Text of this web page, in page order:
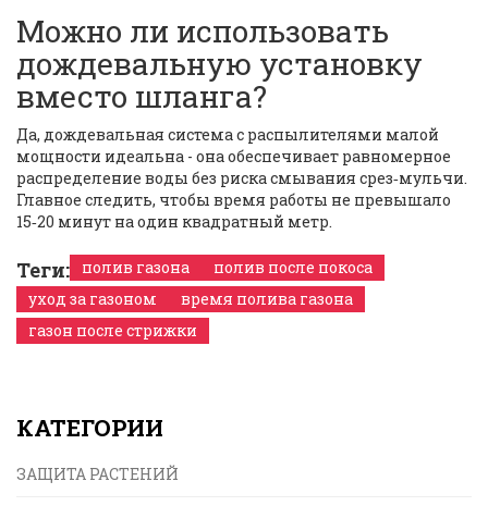
Можно ли использовать
дождевальную установку
вместо шланга?
Да, дождевальная система с распылителями малой
мощности идеальна - она обеспечивает равномерное
распределение воды без риска смывания срез‑мульчи.
Главное следить, чтобы время работы не превышало
15‑20 минут на один квадратный метр.
Теги: полив газона
полив после покоса
уход за газоном
время полива газона
газон после стрижки
КАТЕГОРИИ
ЗАЩИТА РАСТЕНИЙ